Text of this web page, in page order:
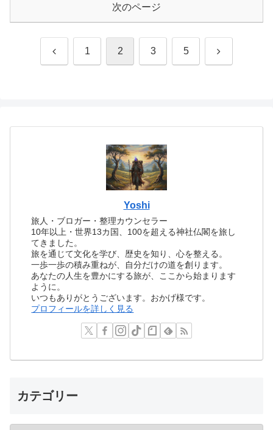
次のページ
前 1 2 3 5 次
Yoshi
旅人・ブロガー・整理カウンセラー
10年以上・世界13カ国、100を超える神社仏閣を旅し
てきました。
旅を通じて文化を学び、歴史を知り、心を整える。
一歩一歩の積み重ねが、自分だけの道を創ります。
あなたの人生を豊かにする旅が、ここから始まります
ように。
いつもありがとうございます。おかげ様です。
プロフィールを詳しく見る
カテゴリー